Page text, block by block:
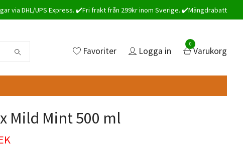
via DHL/UPS Express. ✔️Fri frakt från 299kr inom Sverige. ✔️Mängdrabatt
Favoriter Logga in
0
Varukorg
Mild Mint 500 ml